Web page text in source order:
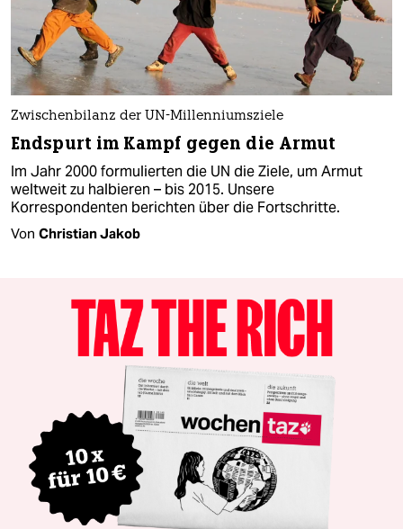
Zwischenbilanz der UN-Millenniumsziele
Endspurt im Kampf gegen die Armut
Im Jahr 2000 formulierten die UN die Ziele, um Armut
weltweit zu halbieren – bis 2015. Unsere
Korrespondenten berichten über die Fortschritte.
Von Christian Jakob